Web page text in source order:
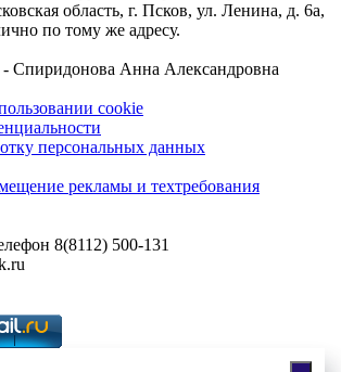
область, г. Псков, ул. Ленина, д. 6а,
по тому же адресу.
- Спиридонова Анна Александровна
cookie
персональных данных
рекламы и техтребования
8(8112) 500-131